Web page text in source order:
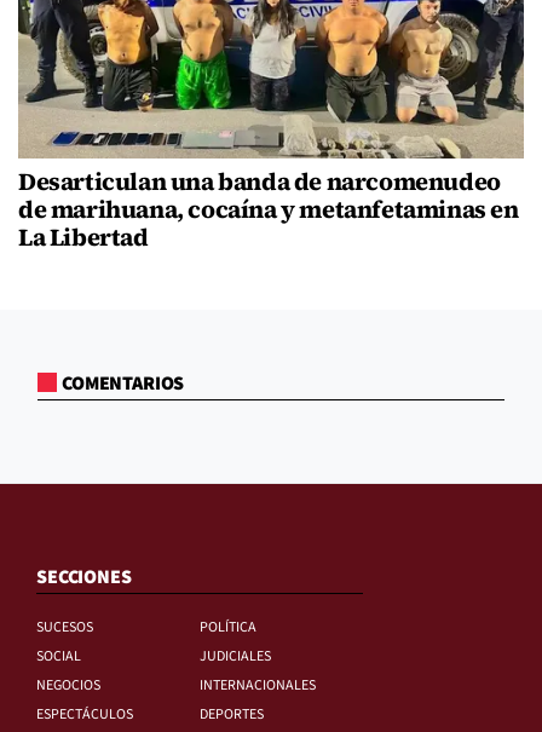
Desarticulan una banda de narcomenudeo
de marihuana, cocaína y metanfetaminas en
La Libertad
COMENTARIOS
SECCIONES
SUCESOS
POLÍTICA
SOCIAL
JUDICIALES
NEGOCIOS
INTERNACIONALES
ESPECTÁCULOS
DEPORTES